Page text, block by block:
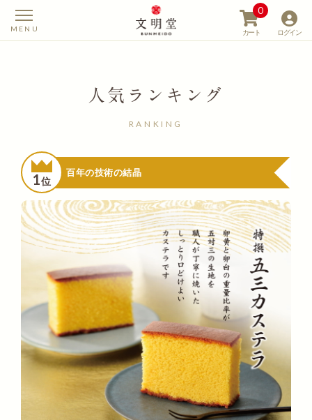
ログイン
カート
0
人気ランキング
RANKING
1位
百年の技術の結晶